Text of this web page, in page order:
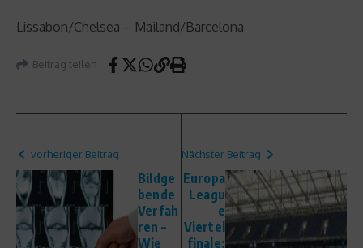
Lissabon/Chelsea – Mailand/Barcelona
Beitrag teilen
vorheriger Beitrag
Bildge
bende
Verfah
ren –
Wie
Nächster Beitrag
Europa
Leagu
e
Viertel
finale: